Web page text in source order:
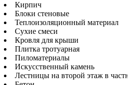
Кирпич
Блоки стеновые
Теплоизоляционный материал
Сухие смеси
Кровля для крыши
Плитка тротуарная
Пиломатериалы
Искусственный камень
Лестницы на второй этаж в